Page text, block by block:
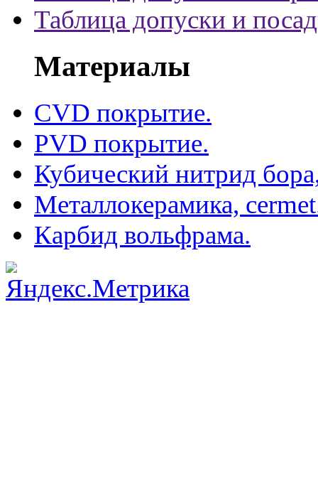
Таблица допуски и
Материалы
CVD покрытие.
PVD покрытие.
Кубический нитрид
Металлокерамика,
Карбид вольфрама.